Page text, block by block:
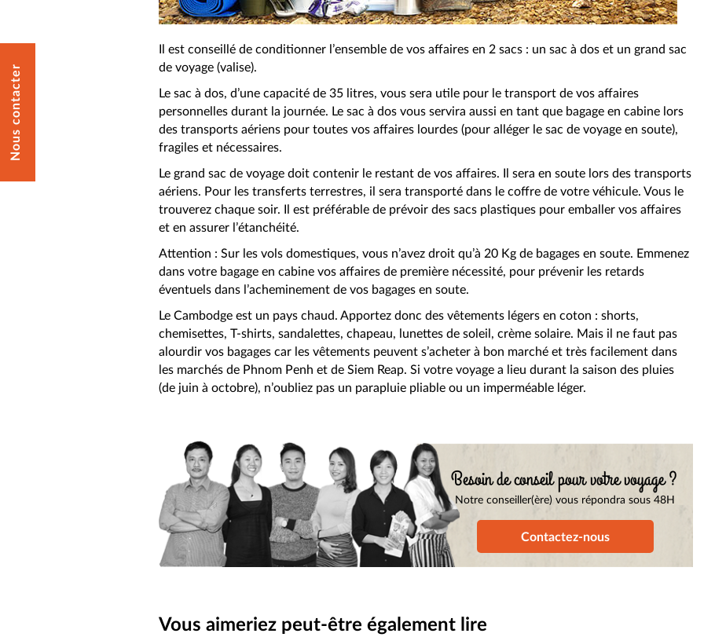
Nous contacter
Il est conseillé de conditionner l’ensemble de vos affaires en 2 sacs : un sac à dos et un grand sac
de voyage (valise).
Le sac à dos, d’une capacité de 35 litres, vous sera utile pour le transport de vos affaires
personnelles durant la journée. Le sac à dos vous servira aussi en tant que bagage en cabine lors
des transports aériens pour toutes vos affaires lourdes (pour alléger le sac de voyage en soute),
fragiles et nécessaires.
Le grand sac de voyage doit contenir le restant de vos affaires. Il sera en soute lors des transports
aériens. Pour les transferts terrestres, il sera transporté dans le coffre de votre véhicule. Vous le
trouverez chaque soir. Il est préférable de prévoir des sacs plastiques pour emballer vos affaires
et en assurer l’étanchéité.
Attention : Sur les vols domestiques, vous n’avez droit qu’à 20 Kg de bagages en soute. Emmenez
dans votre bagage en cabine vos affaires de première nécessité, pour prévenir les retards
éventuels dans l’acheminement de vos bagages en soute.
Le Cambodge est un pays chaud. Apportez donc des vêtements légers en coton : shorts,
chemisettes, T-shirts, sandalettes, chapeau, lunettes de soleil, crème solaire. Mais il ne faut pas
alourdir vos bagages car les vêtements peuvent s’acheter à bon marché et très facilement dans
les marchés de Phnom Penh et de Siem Reap. Si votre voyage a lieu durant la saison des pluies
(de juin à octobre), n’oubliez pas un parapluie pliable ou un imperméable léger.
Besoin de conseil pour votre voyage ?
Notre conseiller(ère) vous répondra sous 48H
Contactez-nous
Vous aimeriez peut-être également lire